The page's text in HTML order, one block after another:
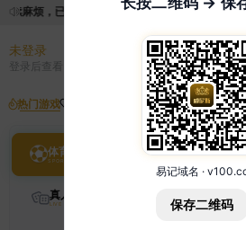
续麻烦，已新增优惠系统，现在可以前往【福
未登录
登录后查看 充值
快速到账
热门游戏
体育
真人
易记域名 ·
保存二维码